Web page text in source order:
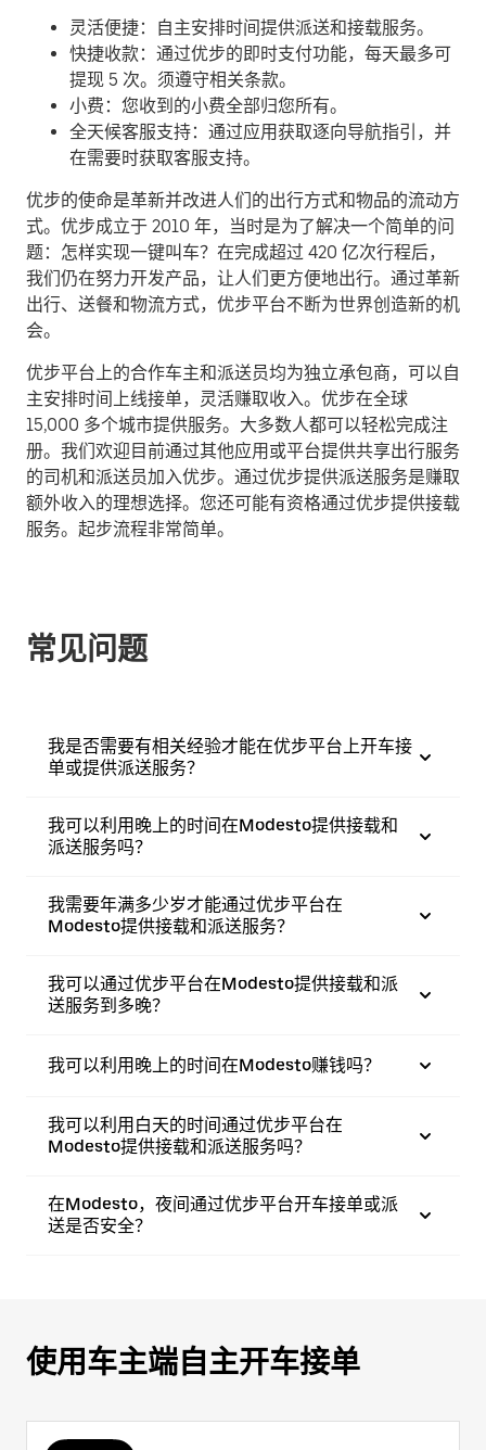
灵活便捷：自主安排时间提供派送和接载服务。
快捷收款：通过优步的即时支付功能，每天最多可
提现 5 次。须遵守相关条款。
小费：您收到的小费全部归您所有。
全天候客服支持：通过应用获取逐向导航指引，并
在需要时获取客服支持。
优步的使命是革新并改进人们的出行方式和物品的流动方
式。优步成立于 2010 年，当时是为了解决一个简单的问
题：怎样实现一键叫车？在完成超过 420 亿次行程后，
我们仍在努力开发产品，让人们更方便地出行。通过革新
出行、送餐和物流方式，优步平台不断为世界创造新的机
会。
优步平台上的合作车主和派送员均为独立承包商，可以自
主安排时间上线接单，灵活赚取收入。优步在全球
15,000 多个城市提供服务。大多数人都可以轻松完成注
册。我们欢迎目前通过其他应用或平台提供共享出行服务
的司机和派送员加入优步。通过优步提供派送服务是赚取
额外收入的理想选择。您还可能有资格通过优步提供接载
服务。起步流程非常简单。
常见问题
我是否需要有相关经验才能在优步平台上开车接
单或提供派送服务？
我可以利用晚上的时间在Modesto提供接载和
派送服务吗？
我需要年满多少岁才能通过优步平台在
Modesto提供接载和派送服务？
我可以通过优步平台在Modesto提供接载和派
送服务到多晚？
我可以利用晚上的时间在Modesto赚钱吗？
我可以利用白天的时间通过优步平台在
Modesto提供接载和派送服务吗？
在Modesto，夜间通过优步平台开车接单或派
送是否安全？
使用车主端自主开车接单